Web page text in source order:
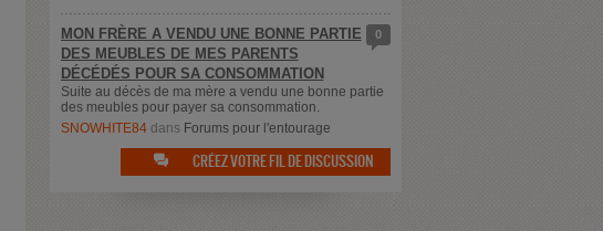
0
MON FRÈRE A VENDU UNE BONNE PARTIE
DES MEUBLES DE MES PARENTS
DÉCÉDÉS POUR SA CONSOMMATION
Suite au décès de ma mère a vendu une bonne partie
des meubles pour payer sa consommation.
SNOWHITE84dans Forums pour l'entourage
 CRÉEZ VOTRE FIL DE DISCUSSION